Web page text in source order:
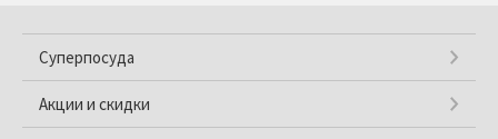
Суперпосуда
Акции и скидки